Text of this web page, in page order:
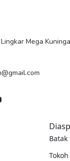
Mega
Batak
Tokoh